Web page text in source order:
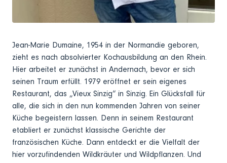
Jean-Marie Dumaine, 1954 in der Normandie geboren,
zieht es nach absolvierter Kochausbildung an den Rhein.
Hier arbeitet er zunächst in Andernach, bevor er sich
seinen Traum erfüllt. 1979 eröffnet er sein eigenes
Restaurant, das „Vieux Sinzig“ in Sinzig. Ein Glücksfall für
alle, die sich in den nun kommenden Jahren von seiner
Küche begeistern lassen. Denn in seinem Restaurant
etabliert er zunächst klassische Gerichte der
französischen Küche. Dann entdeckt er die Vielfalt der
hier vorzufindenden Wildkräuter und Wildpflanzen. Und